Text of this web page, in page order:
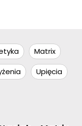
Matrix
Upięcia